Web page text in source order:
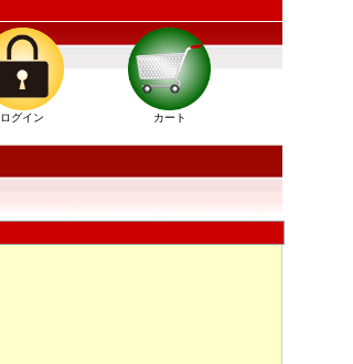
ログイン カート